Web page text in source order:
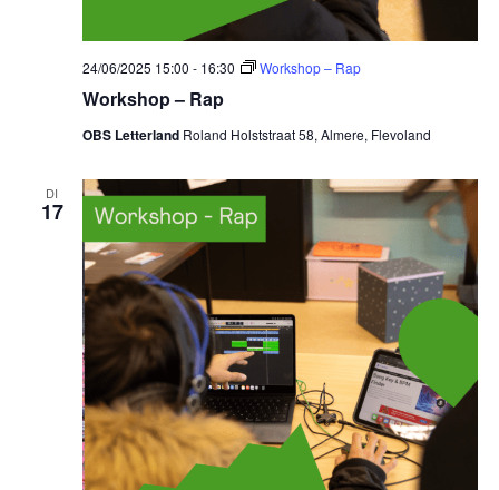
Workshop – Rap
24/06/2025 15:00 - 16:30 Workshop – Rap
OBS Letterland Roland Holststraat 58, Almere, Flevoland
DI
17